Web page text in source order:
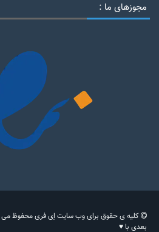
مجوزهای ما :
کلیه ی حقوق برای وب سایت اِی فری محفوظ می
بعدی با ♥